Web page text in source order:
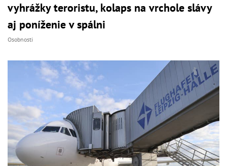
vyhrážky teroristu, kolaps na vrchole slávy
aj poníženie v spálni
Osobnosti